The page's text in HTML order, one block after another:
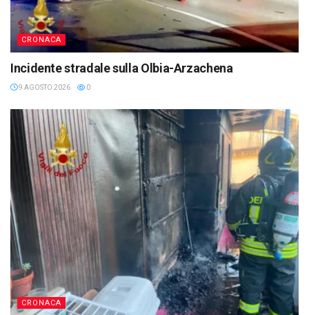
CRONACA
Incidente stradale sulla Olbia-Arzachena
9 AGOSTO 2026 0
CRONACA